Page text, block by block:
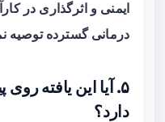
ایمنی و اثرگذاری در
درمانی گسترده توصیه
۵. آیا این یافته
دارد؟